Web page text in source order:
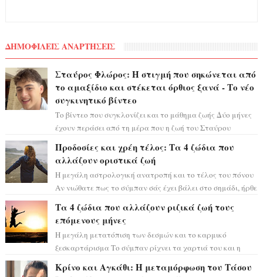
ΔΗΜΟΦΙΛΕΙΣ ΑΝΑΡΤΗΣΕΙΣ
Σταύρος Φλώρος: Η στιγμή που σηκώνεται από
το αμαξίδιο και στέκεται όρθιος ξανά - Το νέο
συγκινητικό βίντεο
Το βίντεο που συγκλονίζει και το μάθημα ζωής Δύο μήνες
έχουν περάσει από τη μέρα που η ζωή του Σταύρου
Προδοσίες και χρέη τέλος: Τα 4 ζώδια που
αλλάζουν οριστικά ζωή
Η μεγάλη αστρολογική ανατροπή και το τέλος του πόνου
Αν νιώθατε πως το σύμπαν σάς έχει βάλει στο σημάδι, ήρθε
Τα 4 ζώδια που αλλάζουν ριζικά ζωή τους
επόμενους μήνες
Η μεγάλη μετατόπιση των δεσμών και το καρμικό
ξεσκαρτάρισμα Το σύμπαν ρίχνει τα χαρτιά του και η
Κρίνο και Αγκάθι: Η μεταμόρφωση του Τάσου